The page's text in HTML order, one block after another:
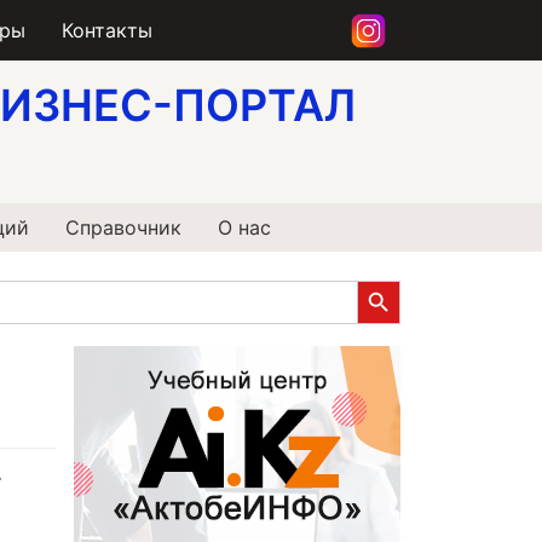
Контакты
ПОРТАЛ
Справочник О нас
Search Button